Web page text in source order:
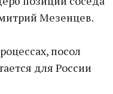
Мезенцев.
посол
для России